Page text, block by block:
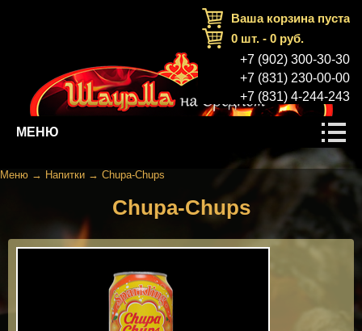
Ваша корзина пуста
0 шт. - 0 руб.
+7 (902) 300-30-30
+7 (831) 230-00-00
+7 (831) 4-244-243
МЕНЮ
Меню → Напитки → Chupa-Chups
Chupa-Chups